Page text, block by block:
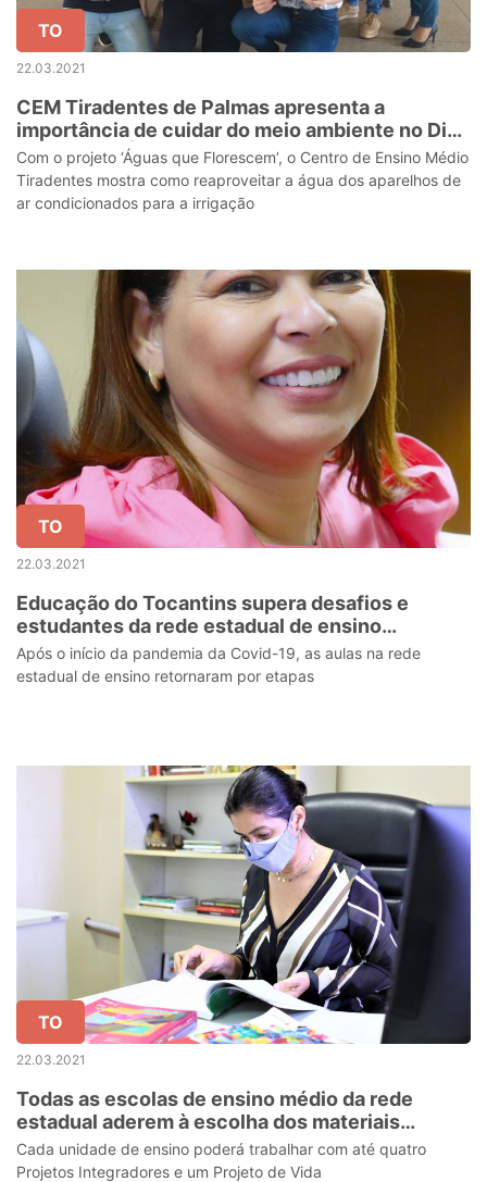
TO
22.03.2021
CEM Tiradentes de Palmas apresenta a
importância de cuidar do meio ambiente no Dia
Mundial da Água
Com o projeto ‘Águas que Florescem’, o Centro de Ensino Médio
Tiradentes mostra como reaproveitar a água dos aparelhos de
ar condicionados para a irrigação
TO
22.03.2021
Educação do Tocantins supera desafios e
estudantes da rede estadual de ensino
concluem o ano letivo de 2020
Após o início da pandemia da Covid-19, as aulas na rede
estadual de ensino retornaram por etapas
TO
22.03.2021
Todas as escolas de ensino médio da rede
estadual aderem à escolha dos materiais
didáticos dos Projetos Integradores e Projeto
de Vida
Cada unidade de ensino poderá trabalhar com até quatro
Projetos Integradores e um Projeto de Vida